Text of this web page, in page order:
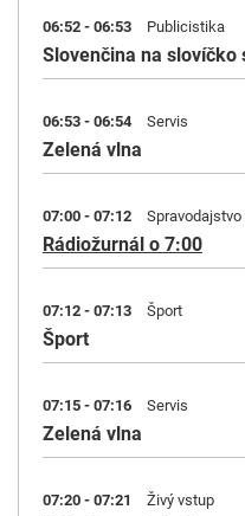
06:52 - 06:53 Publicistika
Slovenčina na slovíčko
06:53 - 06:54 Servis
Zelená vlna
07:00 - 07:12 Spravodajstvo
Rádiožurnál o 7:00
07:12 - 07:13 Šport
Šport
07:15 - 07:16 Servis
Zelená vlna
07:20 - 07:21 Živý vstup